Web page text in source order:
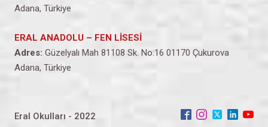
Adana, Türkiye
ERAL ANADOLU – FEN LİSESİ
Adres: Güzelyalı Mah 81108 Sk. No:16 01170 Çukurova
Adana, Türkiye
Eral Okulları - 2022